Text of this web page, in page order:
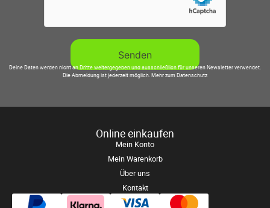
Deine Daten werden nicht an Dritte weitergegeben und ausschließlich für unseren Newsletter verwendet.
Die Abmeldung ist jederzeit möglich.Mehr zum Datenschutz
Online einkaufen
Mein Konto
Mein Warenkorb
Über uns
Kontakt